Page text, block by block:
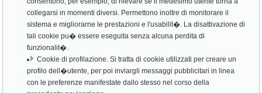
collegarsi in momenti diversi. Permettono inoltre di monitorare il
sistema e migliorarne le prestazioni e l'usabilit�. La disattivazione di
tali cookie pu� essere eseguita senza alcuna perdita di
funzionalit�.
Cookie di profilazione. Si tratta di cookie utilizzati per creare un
profilo dell�utente, per poi inviargli messaggi pubblicitari in linea
con le preferenze manifestate dallo stesso nel corso della